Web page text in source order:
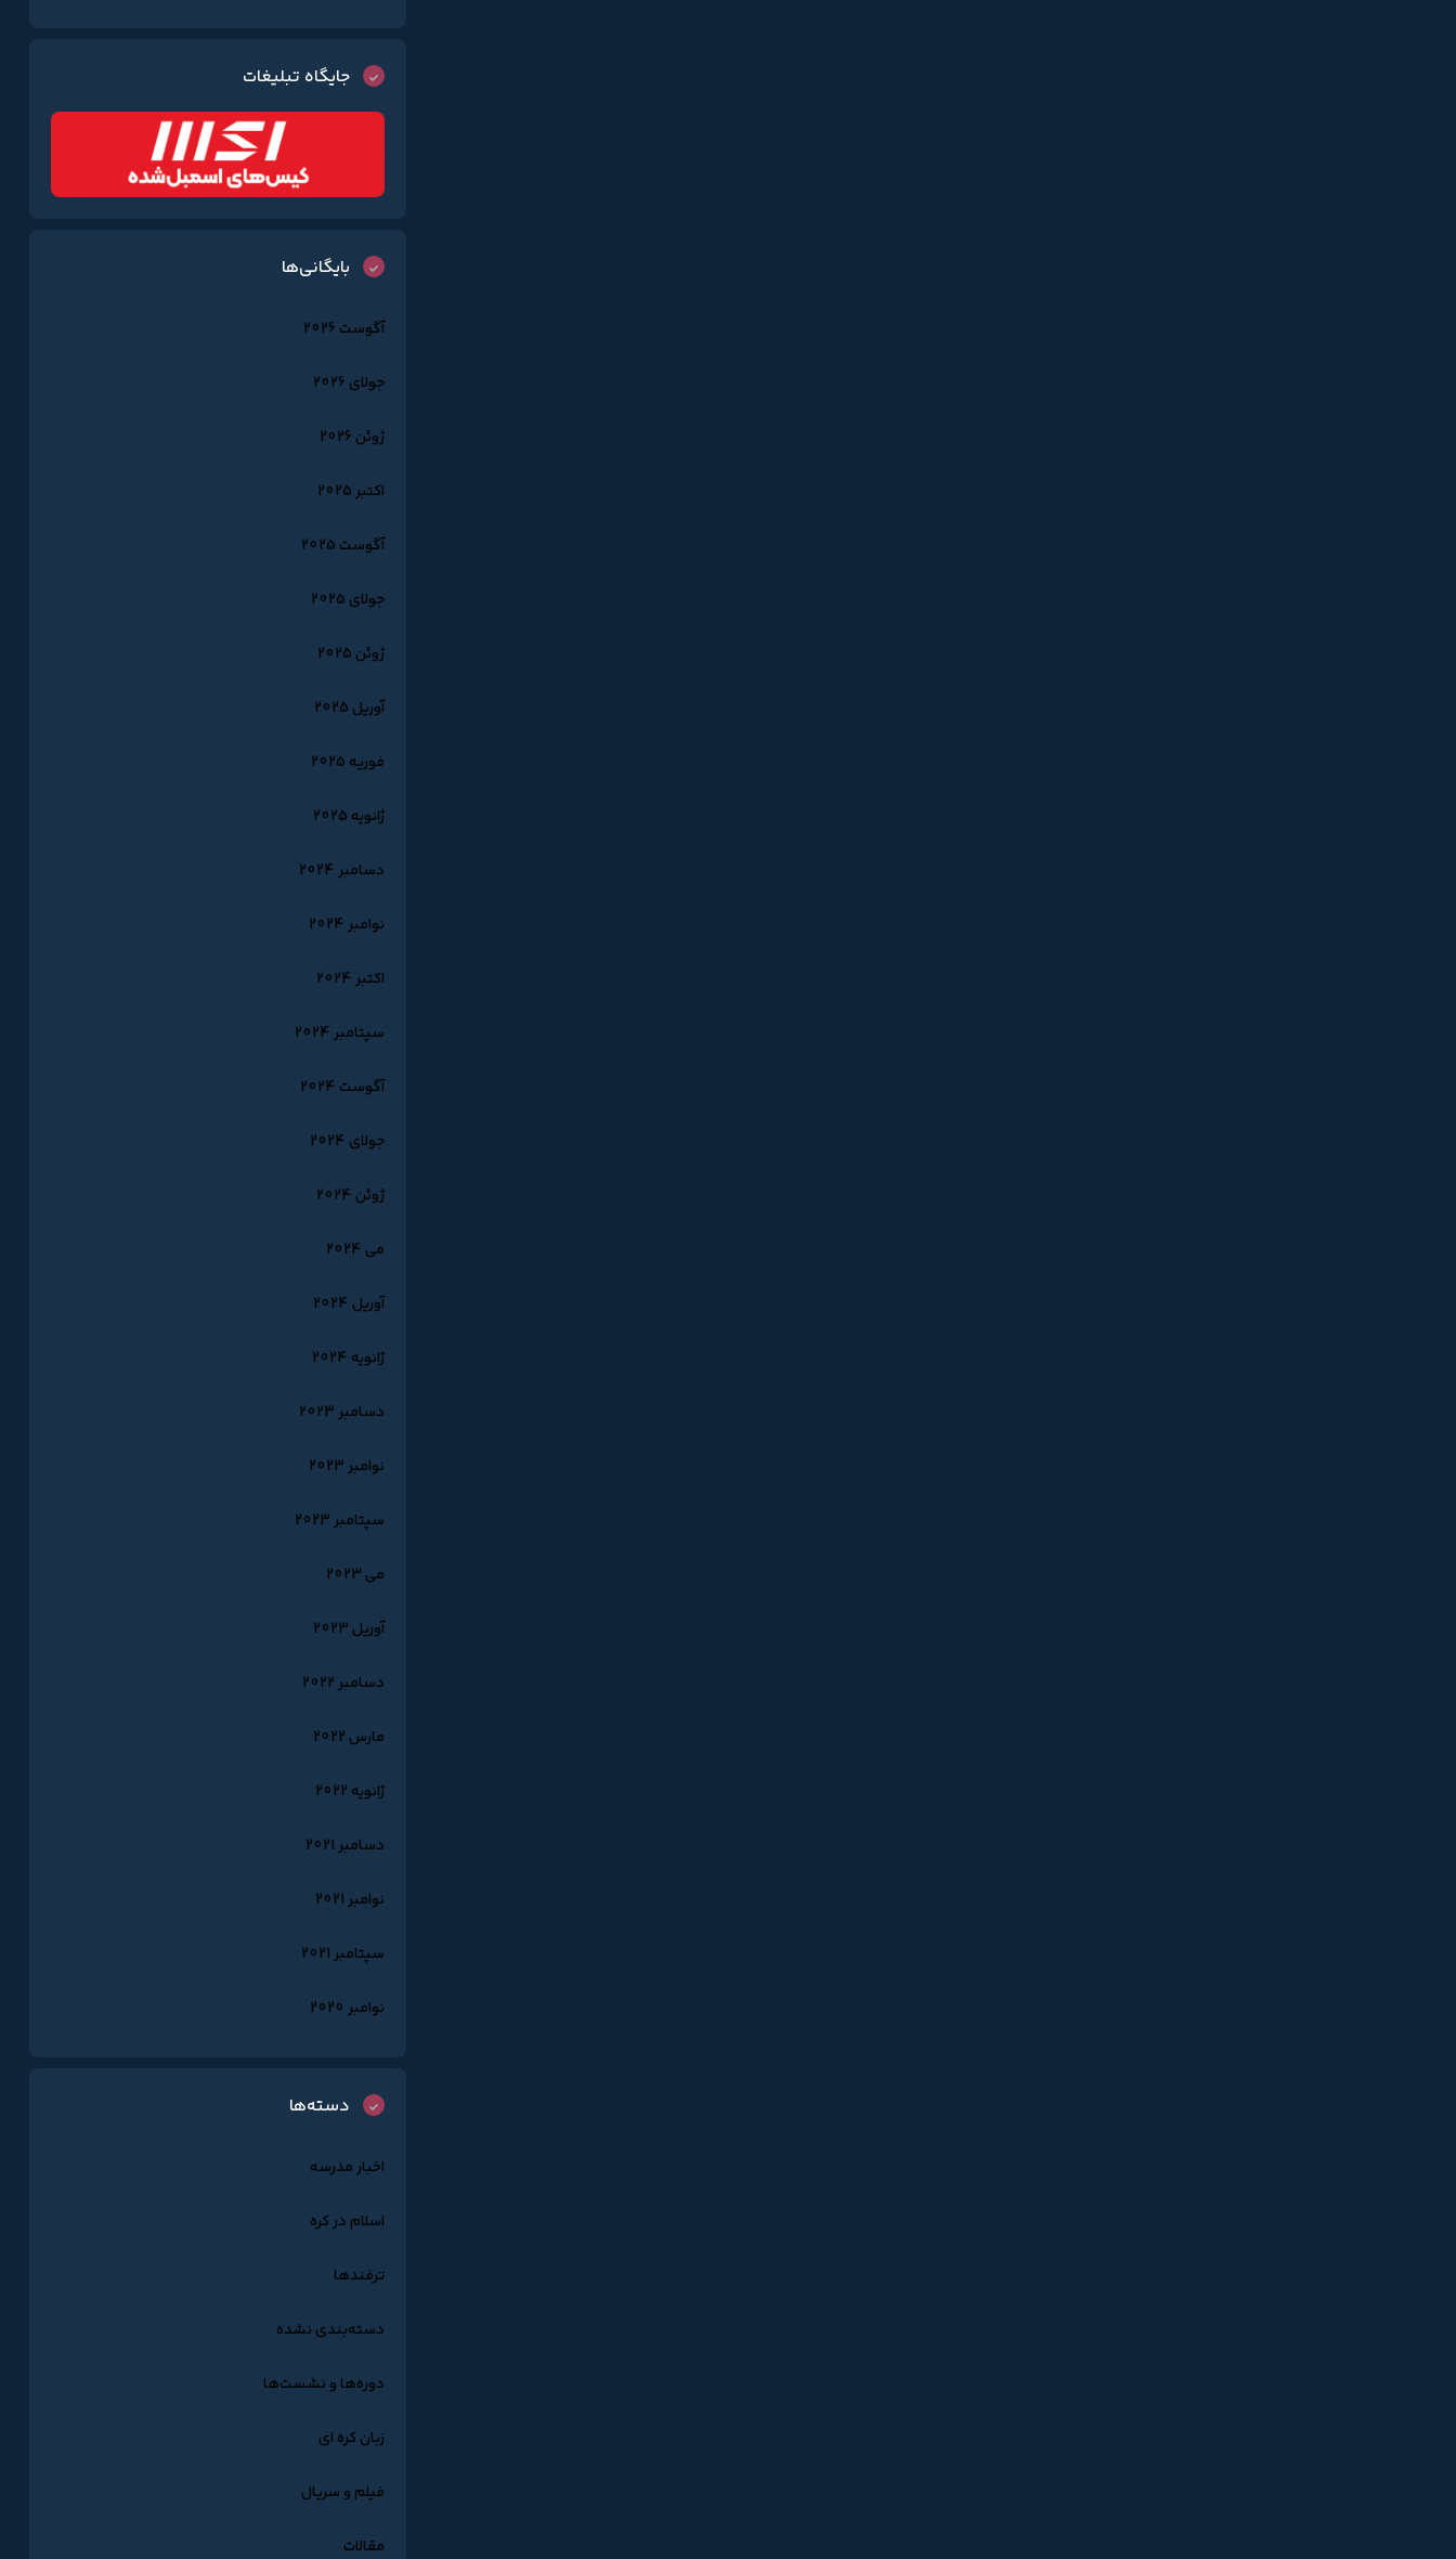
جایگاه تبلیغات
بایگانی‌ها
آگوست 2026
جولای 2026
ژوئن 2026
اکتبر 2025
آگوست 2025
جولای 2025
ژوئن 2025
آوریل 2025
فوریه 2025
ژانویه 2025
دسامبر 2024
نوامبر 2024
اکتبر 2024
سپتامبر 2024
آگوست 2024
جولای 2024
ژوئن 2024
می 2024
آوریل 2024
ژانویه 2024
دسامبر 2023
نوامبر 2023
سپتامبر 2023
می 2023
آوریل 2023
دسامبر 2022
مارس 2022
ژانویه 2022
دسامبر 2021
نوامبر 2021
سپتامبر 2021
نوامبر 2020
دسته‌ها
اخبار مدرسه
اسلام در کره
ترفندها
دسته‌بندی نشده
دوره‌ها و نشست‌ها
زبان کره ای
فیلم و سریال
مقالات